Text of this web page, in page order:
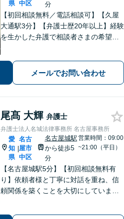
県 中区
分
【初回相談無料／電話相談可】【久屋
大通駅3分】【弁護士歴20年以上】経験
を生かした弁護で相談者さまの希望に
雰囲気作り・丁寧なヒアリングを大切
にしています。【顧問契約の経験多
メールでお問い合わせ
尾髙 大輝 弁護士
弁護士法人名城法律事務所 名古屋事務所
愛
知
県
|
名古
屋市
中区
名古屋城駅
から徒歩5
分
営業時間：09:00
~21:00（平日）
【名古屋城駅5分】【初回相談無料有
り】依頼者様と丁寧に対話を重ね、信
頼関係を築くことを大切にしていま